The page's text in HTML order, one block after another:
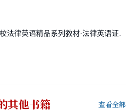
全国高等院校法律英语精品系列教材·法律英语证书（LEC）全国统一考试指定用书：法律英语写作教程
其他书籍 查看全部